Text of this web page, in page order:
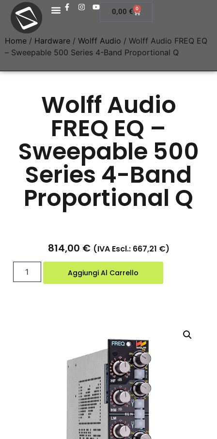
0,00 € 0
Home / Hardware / Wolff Audio / Wolff Audio FREQ EQ
– Sweepable 500 Series 4-Band Proportional Q
Wolff Audio
FREQ EQ –
Sweepable 500
Series 4-Band
Proportional Q
814,00 € (IVA Escl.: 667,21 €)
Aggiungi Al Carrello